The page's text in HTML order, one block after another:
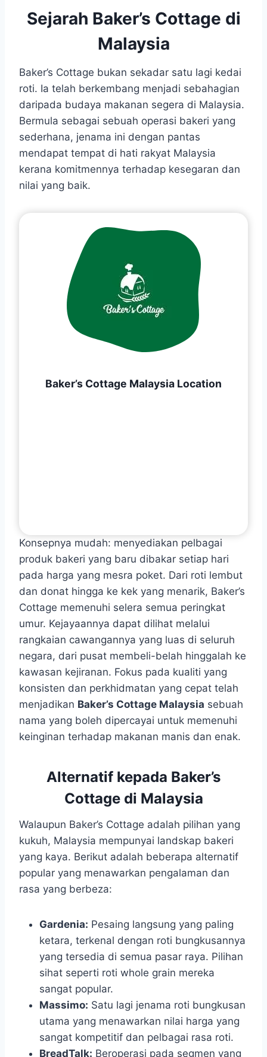
Sejarah Baker’s Cottage di
Malaysia
Baker’s Cottage bukan sekadar satu lagi kedai
roti. Ia telah berkembang menjadi sebahagian
daripada budaya makanan segera di Malaysia.
Bermula sebagai sebuah operasi bakeri yang
sederhana, jenama ini dengan pantas
mendapat tempat di hati rakyat Malaysia
kerana komitmennya terhadap kesegaran dan
nilai yang baik.
Baker’s Cottage Malaysia Location
Konsepnya mudah: menyediakan pelbagai
produk bakeri yang baru dibakar setiap hari
pada harga yang mesra poket. Dari roti lembut
dan donat hingga ke kek yang menarik, Baker’s
Cottage memenuhi selera semua peringkat
umur. Kejayaannya dapat dilihat melalui
rangkaian cawangannya yang luas di seluruh
negara, dari pusat membeli-belah hinggalah ke
kawasan kejiranan. Fokus pada kualiti yang
konsisten dan perkhidmatan yang cepat telah
menjadikan Baker’s Cottage Malaysia sebuah
nama yang boleh dipercayai untuk memenuhi
keinginan terhadap makanan manis dan enak.
Alternatif kepada Baker’s
Cottage di Malaysia
Walaupun Baker’s Cottage adalah pilihan yang
kukuh, Malaysia mempunyai landskap bakeri
yang kaya. Berikut adalah beberapa alternatif
popular yang menawarkan pengalaman dan
rasa yang berbeza:
Gardenia: Pesaing langsung yang paling
ketara, terkenal dengan roti bungkusannya
yang tersedia di semua pasar raya. Pilihan
sihat seperti roti whole grain mereka
sangat popular.
Massimo: Satu lagi jenama roti bungkusan
utama yang menawarkan nilai harga yang
sangat kompetitif dan pelbagai rasa roti.
BreadTalk: Beroperasi pada segmen yang